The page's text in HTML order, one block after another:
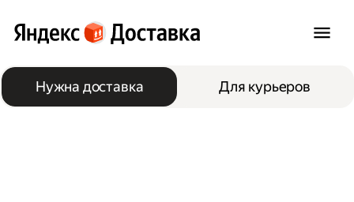
Нужна доставка Для курьеров